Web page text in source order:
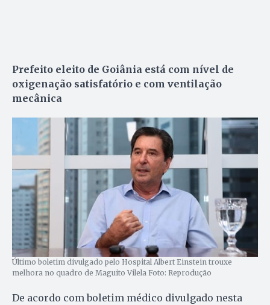
Prefeito eleito de Goiânia está com nível de
oxigenação satisfatório e com ventilação
mecânica
Último boletim divulgado pelo Hospital Albert Einstein trouxe
melhora no quadro de Maguito Vilela Foto: Reprodução
De acordo com boletim médico divulgado nesta